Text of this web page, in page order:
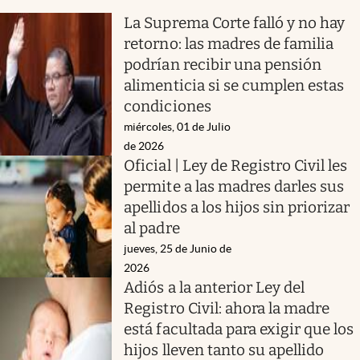
La Suprema Corte falló y no hay
retorno: las madres de familia
podrían recibir una pensión
alimenticia si se cumplen estas
condiciones
miércoles, 01 de Julio
de 2026
Oficial | Ley de Registro Civil les
permite a las madres darles sus
apellidos a los hijos sin priorizar
al padre
jueves, 25 de Junio de
2026
Adiós a la anterior Ley del
Registro Civil: ahora la madre
está facultada para exigir que los
hijos lleven tanto su apellido